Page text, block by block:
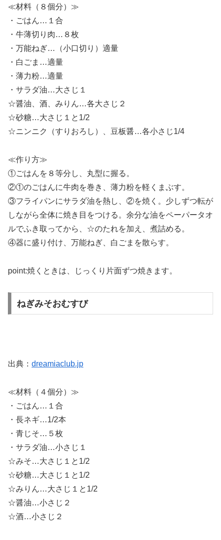
≪材料（８個分）≫
・ごはん…１合
・牛薄切り肉…８枚
・万能ねぎ…（小口切り）適量
・白ごま…適量
・薄力粉…適量
・サラダ油…大さじ１
☆醤油、酒、みりん…各大さじ２
☆砂糖…大さじ１と1/2
☆ニンニク（すりおろし）、豆板醤…各小さじ1/4
≪作り方≫
①ごはんを８等分し、丸型に握る。
②①のごはんに牛肉を巻き、薄力粉を軽くまぶす。
③フライパンにサラダ油を熱し、②を焼く。少しずつ転が
しながら全体に焼き目をつける。余分な油をペーパータオ
ルでふき取ってから、☆のたれを加え、煮詰める。
④器に盛り付け、万能ねぎ、白ごまを散らす。
point:焼くときは、じっくり片面ずつ焼きます。
ねぎみそおむすび
出典： dreamiaclub.jp
≪材料（４個分）≫
・ごはん…１合
・長ネギ…1/2本
・青じそ…５枚
・サラダ油…小さじ１
☆みそ…大さじ１と1/2
☆砂糖…大さじ１と1/2
☆みりん…大さじ１と1/2
☆醤油…小さじ２
☆酒…小さじ２